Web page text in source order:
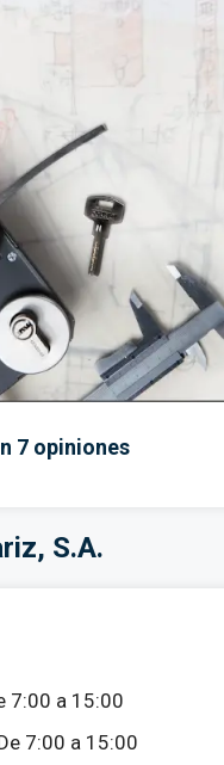
7 opiniones
S.A.
7:00 a 15:00
7:00 a 15:00